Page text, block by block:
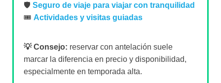
🛡️ Seguro de viaje para viajar con tranquilidad
🎟️ Actividades y visitas guiadas
💡 Consejo: reservar con antelación suele
marcar la diferencia en precio y disponibilidad,
especialmente en temporada alta.